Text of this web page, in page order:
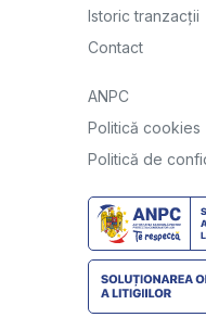
Istoric tranzacții
Contact
ANPC
Politică cookies
Politică de